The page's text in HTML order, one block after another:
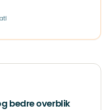
bedre overblik